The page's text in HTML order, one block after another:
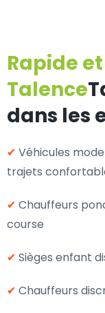
Rapide
Talence
dans les
✔ Véhicules
trajets
✔ Chauffeurs
course
✔ Sièges enfant
✔ Chauffeurs